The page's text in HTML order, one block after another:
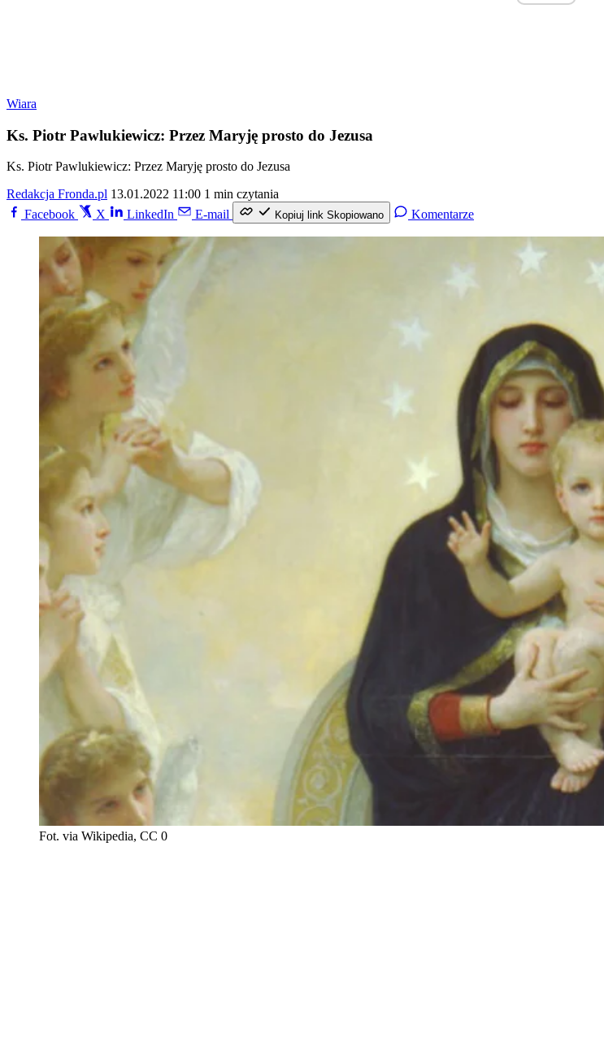
Wiara
Ks. Piotr Pawlukiewicz: Przez Maryję prosto do Jezusa
Ks. Piotr Pawlukiewicz: Przez Maryję prosto do Jezusa
Redakcja Fronda.pl 13.01.2022 11:00 1 min czytania
Facebook
X LinkedIn E-mail Kopiuj link Skopiowano Komentarze
Fot. via Wikipedia, CC 0